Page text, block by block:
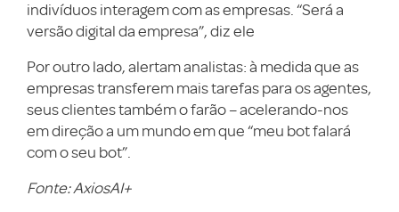
indivíduos interagem com as empresas. “Será a
versão digital da empresa”, diz ele
Por outro lado, alertam analistas: à medida que as
empresas transferem mais tarefas para os agentes,
seus clientes também o farão – acelerando-nos
em direção a um mundo em que “meu bot falará
com o seu bot”.
Fonte: AxiosAI+